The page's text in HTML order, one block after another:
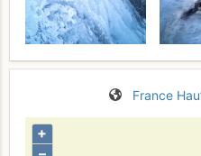
France
+